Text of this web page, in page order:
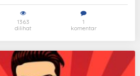
1363
dilihat
1
komentar